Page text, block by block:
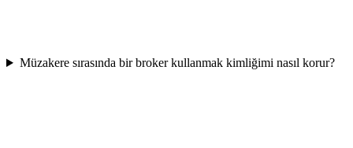
Müzakere sırasında bir broker kullanmak kimliğimi nasıl korur?